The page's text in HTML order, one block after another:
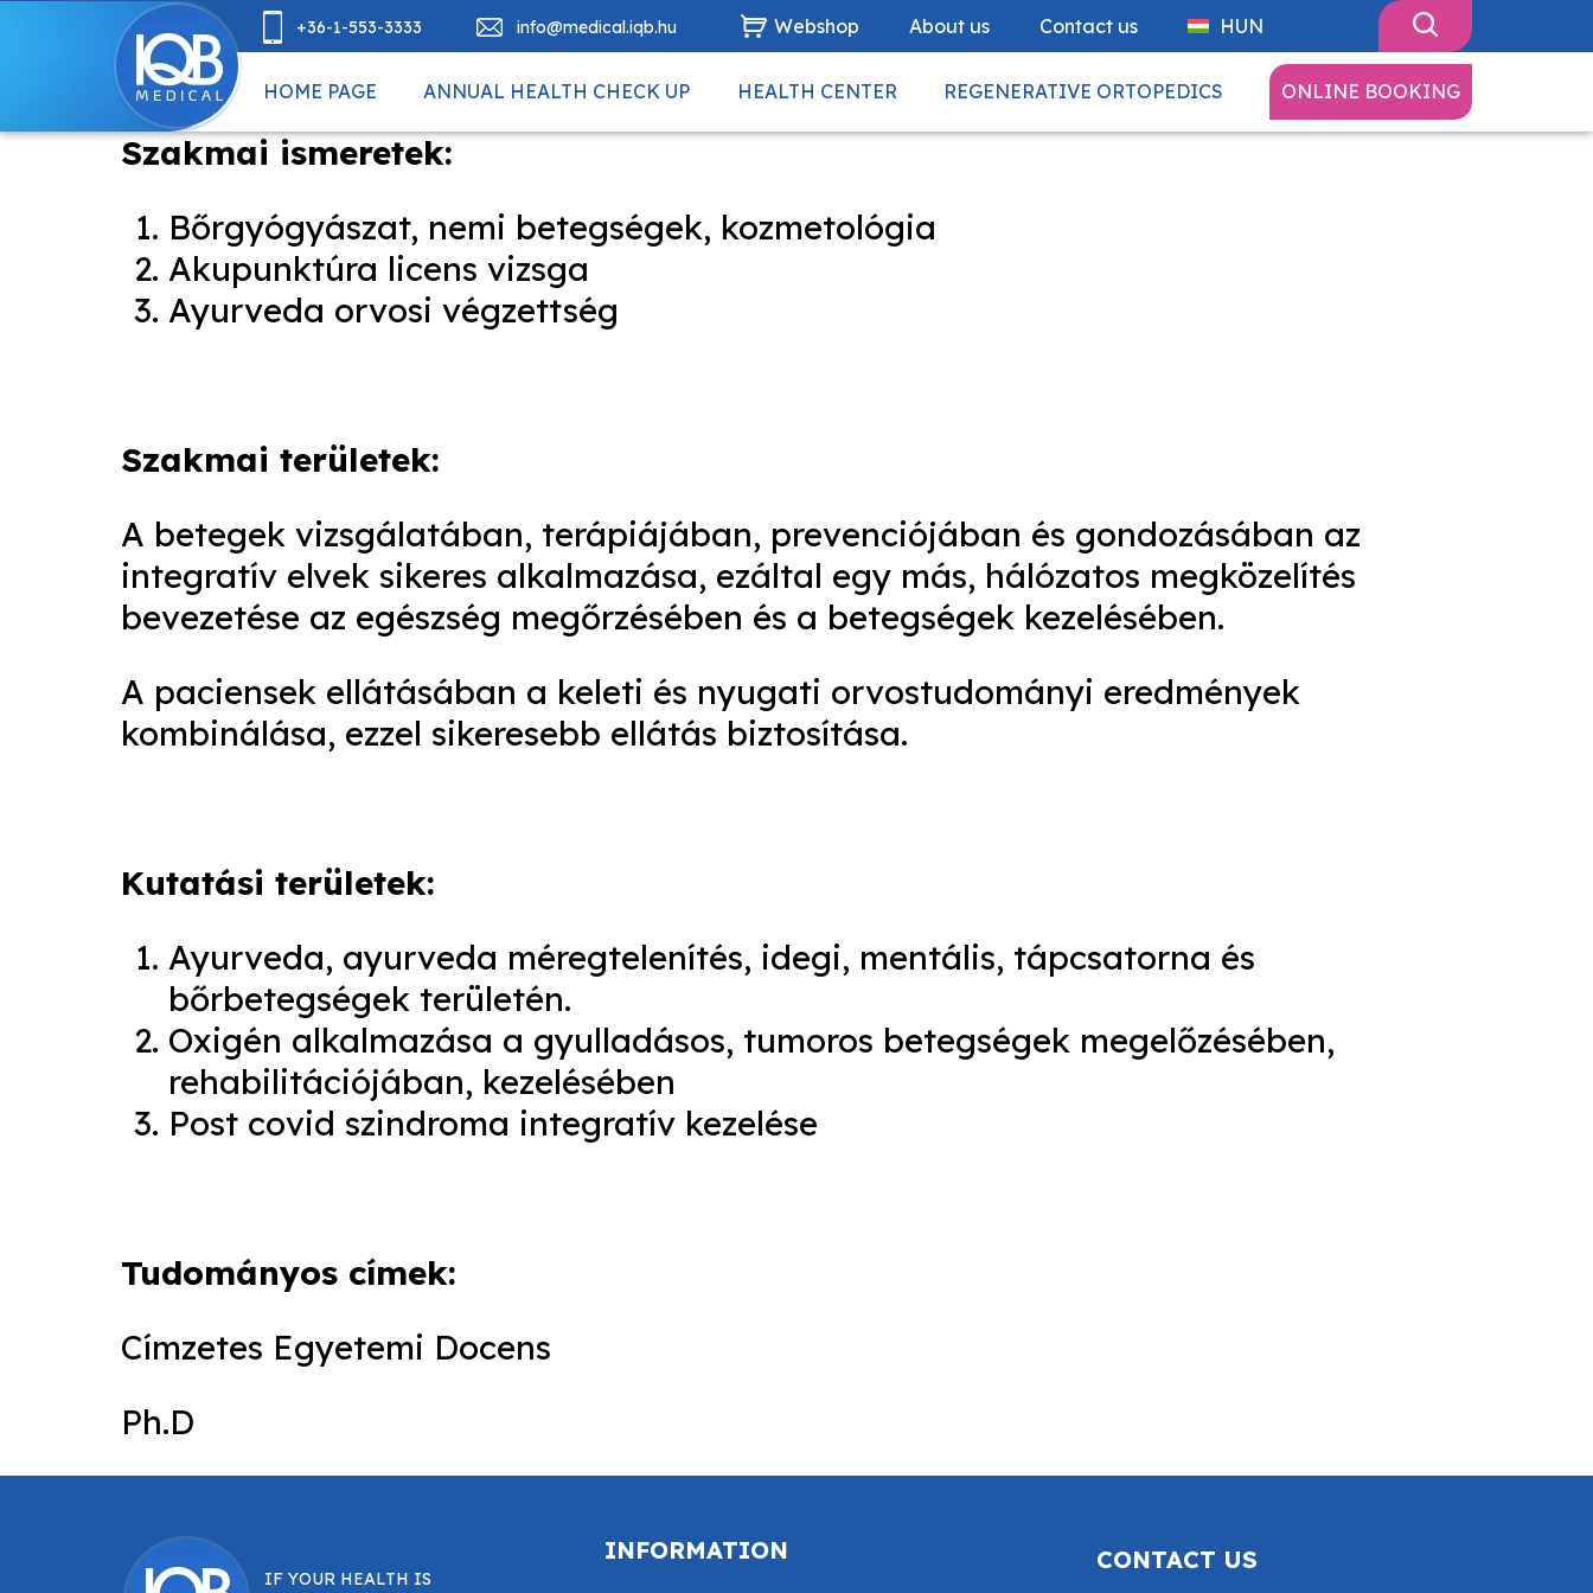
+36-1-553-3333 info@medical.iqb.hu Webshop About us Contact us HUN
HOME PAGE ANNUAL HEALTH CHECK UP HEALTH CENTER REGENERATIVE ORTOPEDICS ONLINE BOOKING
Szakmai ismeretek:
Bőrgyógyászat, nemi betegségek, kozmetológia
Akupunktúra licens vizsga
Ayurveda orvosi végzettség
Szakmai területek:
A betegek vizsgálatában, terápiájában, prevenciójában és gondozásában az
integratív elvek sikeres alkalmazása, ezáltal egy más, hálózatos megközelítés
bevezetése az egészség megőrzésében és a betegségek kezelésében.
A paciensek ellátásában a keleti és nyugati orvostudományi eredmények
kombinálása, ezzel sikeresebb ellátás biztosítása.
Kutatási területek:
Ayurveda, ayurveda méregtelenítés, idegi, mentális, tápcsatorna és
bőrbetegségek területén.
Oxigén alkalmazása a gyulladásos, tumoros betegségek megelőzésében,
rehabilitációjában, kezelésében
Post covid szindroma integratív kezelése
Tudományos címek:
Címzetes Egyetemi Docens
Ph.D
IF YOUR HEALTH IS
INFORMATION CONTACT US